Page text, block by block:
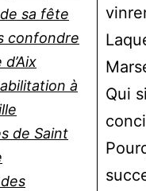
sa fête
confondre
à
de Saint
Qui